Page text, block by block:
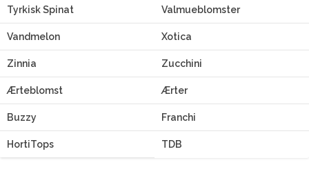
Tyrkisk Spinat Valmueblomster
Vandmelon Xotica
Zinnia Zucchini
Ærteblomst Ærter
Buzzy Franchi
HortiTops TDB